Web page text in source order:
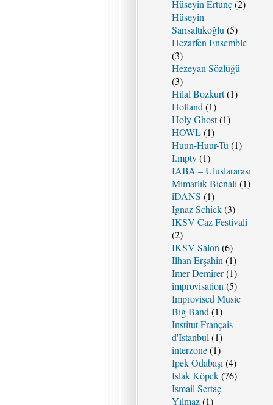
Hüseyin Ertunç(2)
Hüseyin
Sarısaltıkoğlu (5)
Hezarfen Ensemble
(3)
Hezeyan Sözlüğü
(3)
Hilal Bozkurt(1)
Holland (1)
Holy Ghost(1)
HOWL(1)
Huun-Huur-Tu (1)
I.mpty(1)
IABA – Uluslararası
Mimarlık Bienali (1)
iDANS (1)
Ignaz Schick(3)
IKSV Caz Festivali
(2)
IKSV Salon (6)
Ilhan Erşahin (1)
Imer Demirer(1)
improvisation (5)
Improvised Music
Big Band (1)
Institut Français
d'Istanbul (1)
interzone(1)
Ipek Odabaşı (4)
Islak Köpek(76)
Ismail Sertaç
Yılmaz(1)